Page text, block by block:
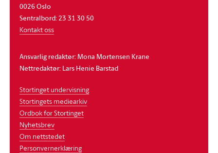
0026 Oslo
Sentralbord: 23 31 30 50
Kontakt oss
Ansvarlig redaktør: Mona Mortensen Krane
Nettredaktør: Lars Henie Barstad
Stortinget undervisning
Stortingets mediearkiv
Ordbok for Stortinget
Nyhetsbrev
Om nettstedet
Personvernerklæring